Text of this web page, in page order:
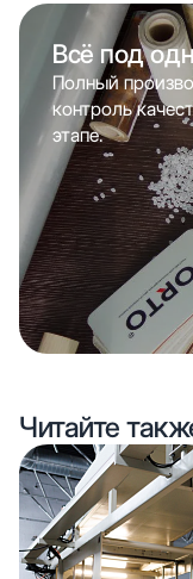
Всё под
Полный
контроль
этапе.
Читайте